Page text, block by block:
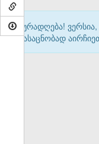
ყურადღება!
გასაცნობად